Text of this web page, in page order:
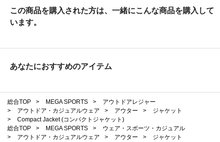
この商品を購入された方は、一緒にこんな商品を購入して
います。
あなたにおすすめのアイテム
総合TOP > MEGA SPORTS >
アウトドアレジャー
>
アウトドア・カジュアルウェア > アウター >
ジャケット
>
Compact Jacket (コンパクトジャケット)
総合TOP
> MEGA SPORTS >
ウェア・スポーツ・カジュアル
>
アウトドア・カジュアルウェア > アウター >
ジャケット